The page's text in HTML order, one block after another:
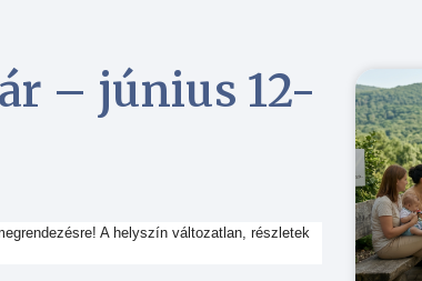
– június 12-
A helyszín változatlan, részletek